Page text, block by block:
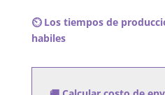
Of
Seagulls
-
⏲️ Los tiempos de
habiles